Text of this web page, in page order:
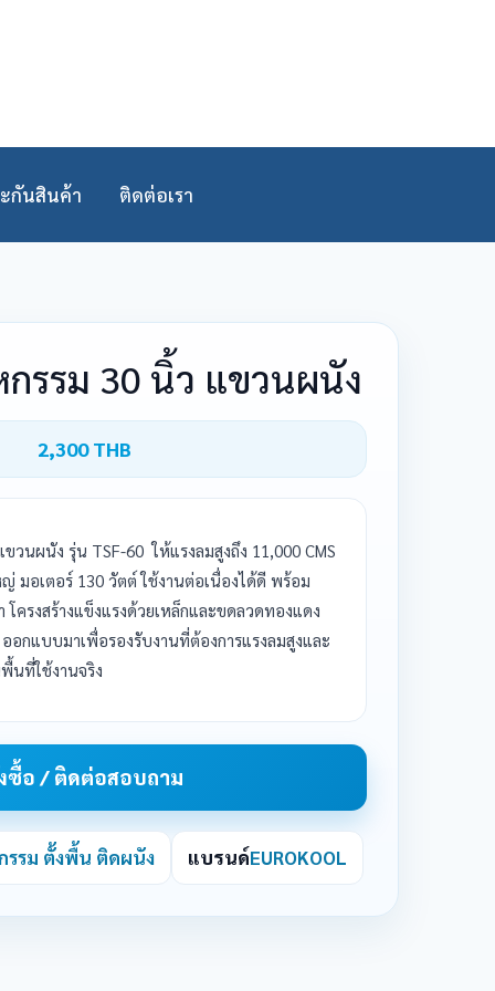
กันสินค้า ติดต่อเรา
รรม 30 นิ้ว แขวนผนัง
2,300 THB
วนผนัง รุ่น TSF-60 ให้แรงลมสูงถึง 11,000 CMS
มอเตอร์ 130 วัตต์ ใช้งานต่อเนื่องได้ดี พร้อม
ครงสร้างแข็งแรงด้วยเหล็กและขดลวดทองแดง
อกแบบมาเพื่อรองรับงานที่ต้องการแรงลมสูงและ
นที่ใช้งานจริง
ซื้อ / ติดต่อสอบถาม
รม ตั้งพื้น ติดผนัง แบรนด์EUROKOOL